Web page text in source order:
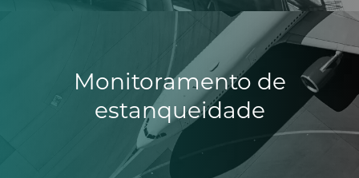
Monitoramento de
estanqueidade